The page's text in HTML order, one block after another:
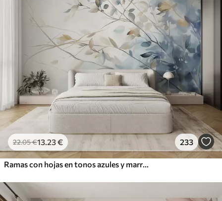
22.05€13.23€ 233
Ramas con hojas en tonos azules y marrones, fondo claro, suave y delicado, estilo acuarela